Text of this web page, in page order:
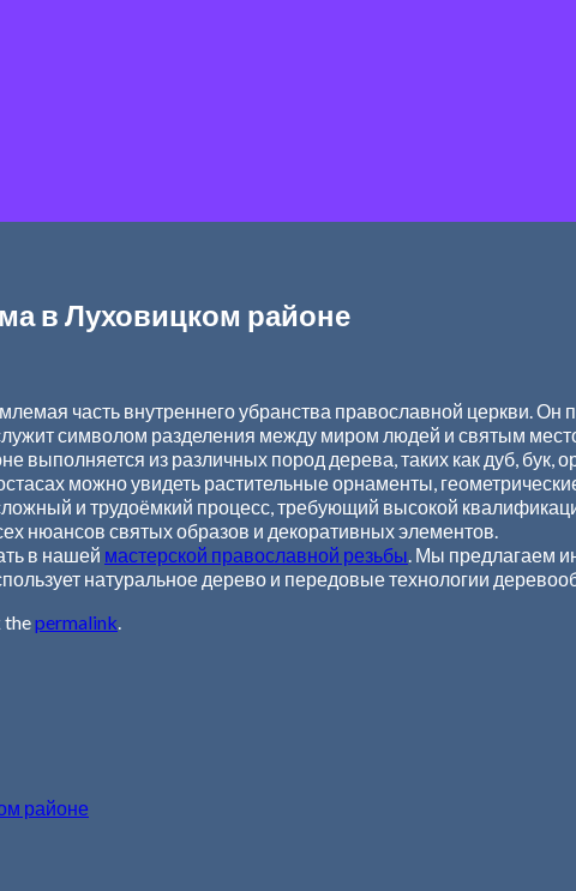
в Луховицком районе
часть внутреннего убранства православной церкви. Он
символом разделения между миром людей и святым
выполняется из различных пород дерева, таких как дуб,
можно увидеть растительные орнаменты,
и трудоёмкий процесс, требующий высокой
нюансов святых образов и декоративных элементов.
в нашей мастерской православной резьбы. Мы предлагаем
натуральное дерево и передовые технологии
thepermalink.
районе